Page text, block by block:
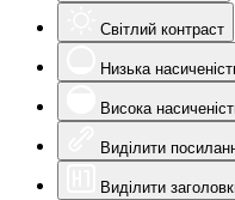
Світлий контраст
Низька
Висока
Виділити
Виділити